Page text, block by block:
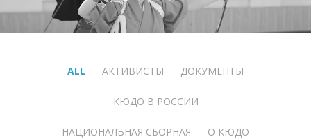
ALL АКТИВИСТЫ ДОКУМЕНТЫ
КЮДО В РОССИИ
НАЦИОНАЛЬНАЯ СБОРНАЯ О КЮДО